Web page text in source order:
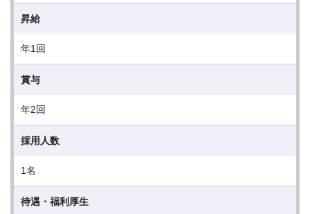
昇給
年1回
賞与
年2回
採用人数
1名
待遇・福利厚生